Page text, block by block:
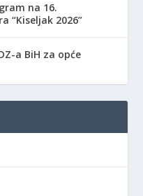
na 16.
“Kiseljak 2026”
a BiH za opće